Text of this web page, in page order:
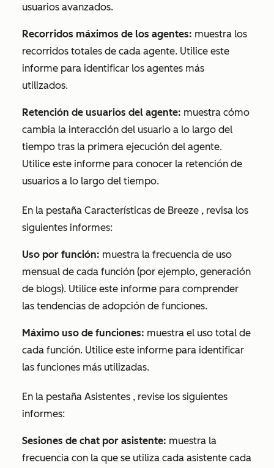
usuarios avanzados.
Recorridos máximos de los agentes: muestra los
recorridos totales de cada agente. Utilice este
informe para identificar los agentes más
utilizados.
Retención de usuarios del agente: muestra cómo
cambia la interacción del usuario a lo largo del
tiempo tras la primera ejecución del agente.
Utilice este informe para conocer la retención de
usuarios a lo largo del tiempo.
En la pestaña Características de Breeze , revisa los
siguientes informes:
Uso por función: muestra la frecuencia de uso
mensual de cada función (por ejemplo, generación
de blogs). Utilice este informe para comprender
las tendencias de adopción de funciones.
Máximo uso de funciones: muestra el uso total de
cada función. Utilice este informe para identificar
las funciones más utilizadas.
En la pestaña Asistentes , revise los siguientes
informes:
Sesiones de chat por asistente: muestra la
frecuencia con la que se utiliza cada asistente cada